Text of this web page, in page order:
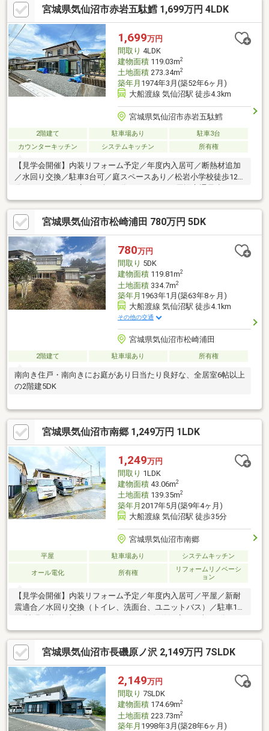
宮城県気仙沼市赤岩五駄鱈 1,699万円 4LDK
1,699万円
間取り 4LDK
建物面積119.03m2
土地面積273.34m2
築年月 1974年3月(築52年6ヶ月)
大船渡線 気仙沼駅 徒歩4.3km
宮城県気仙沼市赤岩五駄鱈
2階建て 駐車場あり
駐車3台
カウンターキッチン
システムキッチン 所有権
【見学会開催】内装リフォーム予定／年度内入居可／断熱材追加
／水回り交換／駐車3台可／庭スペースあり／松岩小学校徒歩12
分／イオン気仙沼店まで車で4分（1700ｍ）／周辺交通量少なめ
／浄化槽新設
宮城県気仙沼市松崎浦田 780万円 5DK
780万円
間取り 5DK
建物面積119.81m2
土地面積334.7m2
築年月 1963年1月(築63年8ヶ月)
大船渡線 気仙沼駅 徒歩4.1km
その他の交通
宮城県気仙沼市松崎浦田
2階建て 駐車場あり 所有権
南向き住戸・南向きにお庭があり日当たり良好な、全居室6帖以上
の2階建5DK
宮城県気仙沼市南郷 1,249万円 1LDK
1,249万円
間取り 1LDK
建物面積43.06m2
土地面積139.35m2
築年月 2017年5月(築9年4ヶ月)
大船渡線 気仙沼駅 徒歩35分
宮城県気仙沼市南郷
平屋 駐車場あり システムキッチン
オール電化 所有権
リフォームリノベーシ
ョン
【見学会開催】内装リフォーム予定／年度内入居可／平屋／新耐
震適合／水回り交換（トイレ、洗面台、ユニットバス）／駐車1台
可(拡張可能)／庭スペースあり／イオン気仙沼店まで車で2分（1
ｋｍ）／南向きで
宮城県気仙沼市長磯原ノ沢 2,149万円 7SLDK
2,149万円
間取り 7SLDK
建物面積174.69m2
土地面積223.73m2
築年月 1998年3月(築28年6ヶ月)